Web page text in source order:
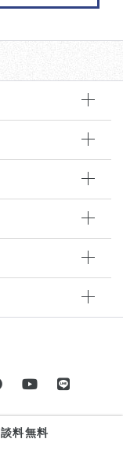
料無料